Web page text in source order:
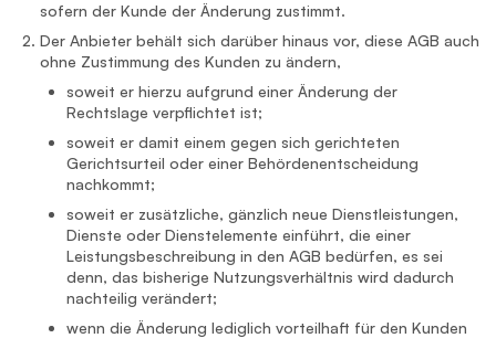
sofern der Kunde der Änderung zustimmt.
Der Anbieter behält sich darüber hinaus vor, diese AGB auch
ohne Zustimmung des Kunden zu ändern,
soweit er hierzu aufgrund einer Änderung der
Rechtslage verpflichtet ist;
soweit er damit einem gegen sich gerichteten
Gerichtsurteil oder einer Behördenentscheidung
nachkommt;
soweit er zusätzliche, gänzlich neue Dienstleistungen,
Dienste oder Dienstelemente einführt, die einer
Leistungsbeschreibung in den AGB bedürfen, es sei
denn, das bisherige Nutzungsverhältnis wird dadurch
nachteilig verändert;
wenn die Änderung lediglich vorteilhaft für den Kunden